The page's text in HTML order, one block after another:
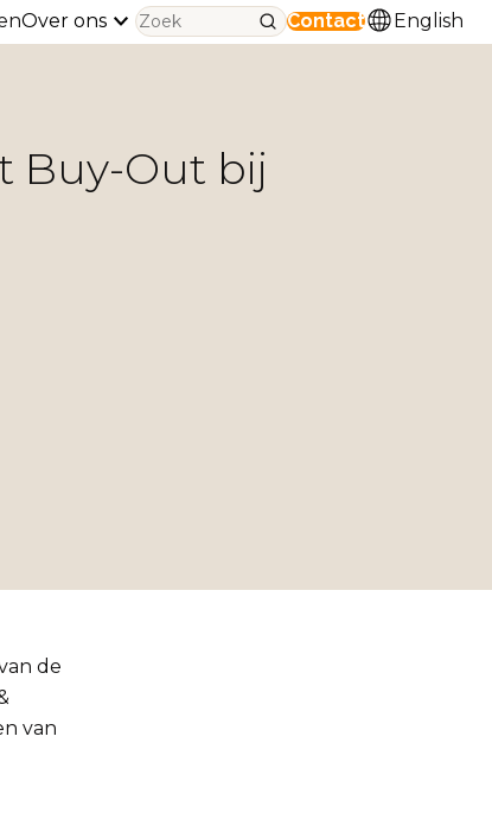
Over ons Contact English
Buy-Out bij
de
van